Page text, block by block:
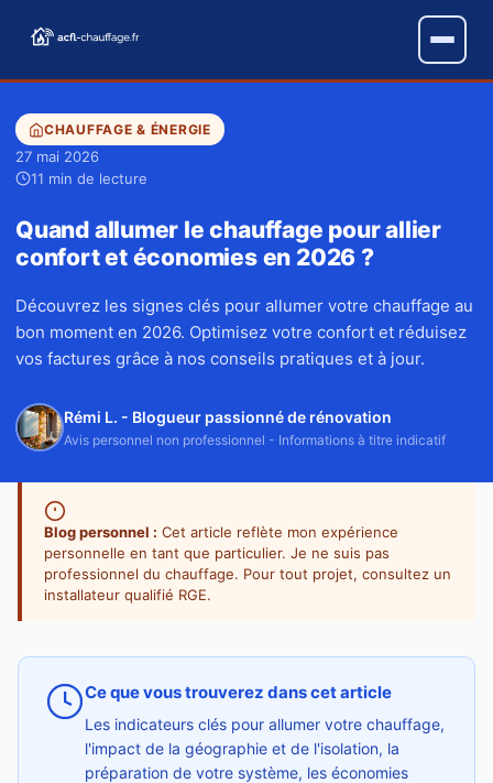
CHAUFFAGE & ÉNERGIE
27 mai 2026
11 min de lecture
Quand allumer le chauffage pour allier
confort et économies en 2026 ?
Découvrez les signes clés pour allumer votre chauffage au
bon moment en 2026. Optimisez votre confort et réduisez
vos factures grâce à nos conseils pratiques et à jour.
Rémi L. - Blogueur passionné de rénovation
Avis personnel non professionnel - Informations à titre indicatif
Blog personnel : Cet article reflète mon expérience
personnelle en tant que particulier. Je ne suis pas
professionnel du chauffage. Pour tout projet, consultez un
installateur qualifié RGE.
Ce que vous trouverez dans cet article
Les indicateurs clés pour allumer votre chauffage,
l'impact de la géographie et de l'isolation, la
préparation de votre système, les économies